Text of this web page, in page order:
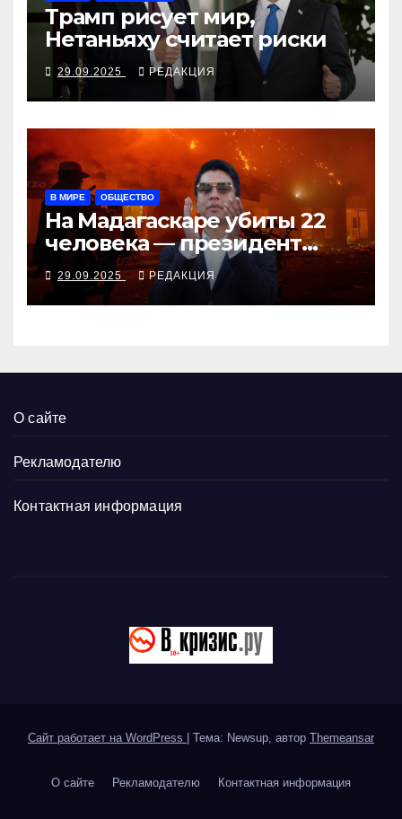
Трамп рисует мир,
Нетаньяху считает риски
29.09.2025 РЕДАКЦИЯ
В МИРЕ ОБЩЕСТВО
На Мадагаскаре убиты 22
человека — президент
согласен поговорить с
молодёжью
29.09.2025 РЕДАКЦИЯ
О сайте
Рекламодателю
Контактная информация
Сайт работает на WordPress Тема: Newsup, автор Themeansar
О сайте Рекламодателю Контактная информация